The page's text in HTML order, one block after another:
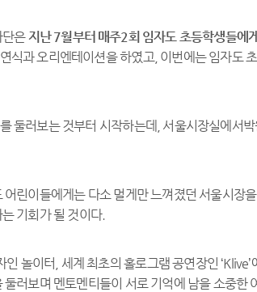
단은지난 7월부터 매주2회 임자도 초등학생들에
식과 오리엔테이션을 하였고, 이번에는 임자도
둘러보는 것부터 시작하는데, 서울시장실에서
린이들에게는 다소 멀게만 느껴졌던 서울시장
기회가 될 것이다.
인 놀이터, 세계 최초의 홀로그램 공연장인
러보며 멘토멘티들이 서로 기억에 남을 소중한